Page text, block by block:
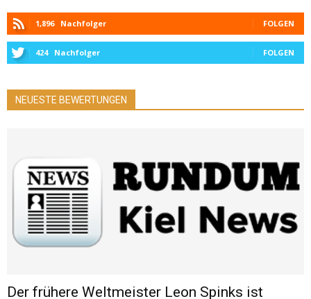
1,896 Nachfolger FOLGEN
424 Nachfolger FOLGEN
NEUESTE BEWERTUNGEN
Der frühere Weltmeister Leon Spinks ist